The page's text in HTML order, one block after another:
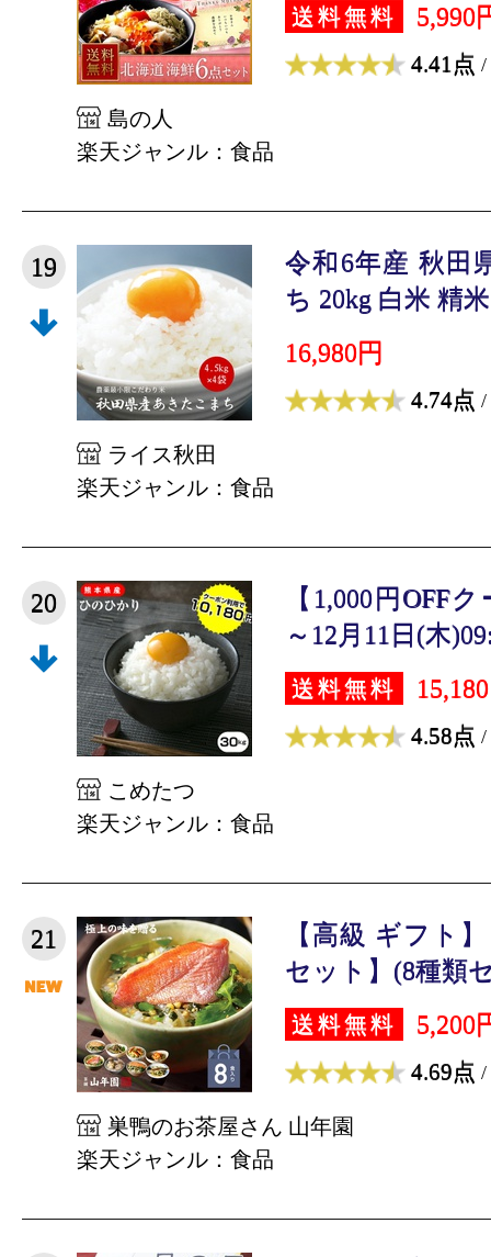
送料無料 5,990
4.41点 /
島の人
楽天ジャンル：食品
19
令和6年産 秋田
ち 20kg 白米 精
16,980円
4.74点 /
ライス秋田
楽天ジャンル：食品
20
【1,000円OFF
～12月11日(木
送料無料
4.58点 /
こめたつ
楽天ジャンル：食品
21
【高級 ギフト
セット】(8種類
送料無料 5,200
4.69点 /
巣鴨のお茶屋さん 山年園
楽天ジャンル：食品